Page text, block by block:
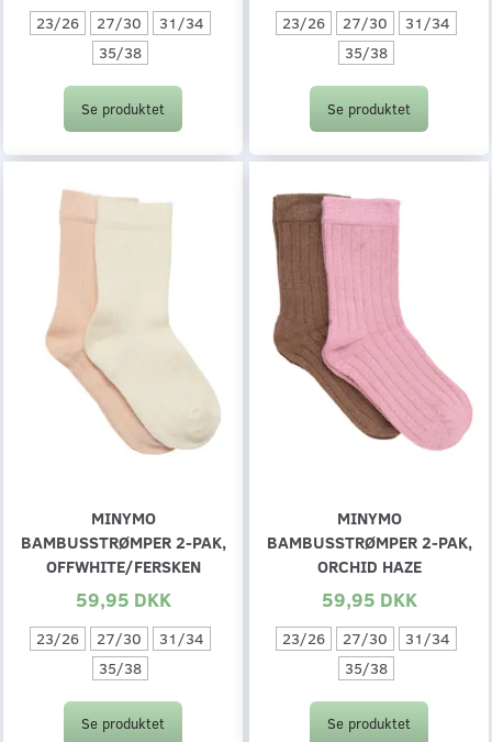
23/26 27/30
31/34
35/38
Se produktet
23/26 27/30
31/34
35/38
Se produktet
MINYMO
BAMBUSSTRØMPER 2-PAK,
OFFWHITE/FERSKEN
59,95 DKK
23/26 27/30
31/34
35/38
Se produktet
MINYMO
BAMBUSSTRØMPER 2-PAK,
ORCHID HAZE
59,95 DKK
23/26 27/30
31/34
35/38
Se produktet